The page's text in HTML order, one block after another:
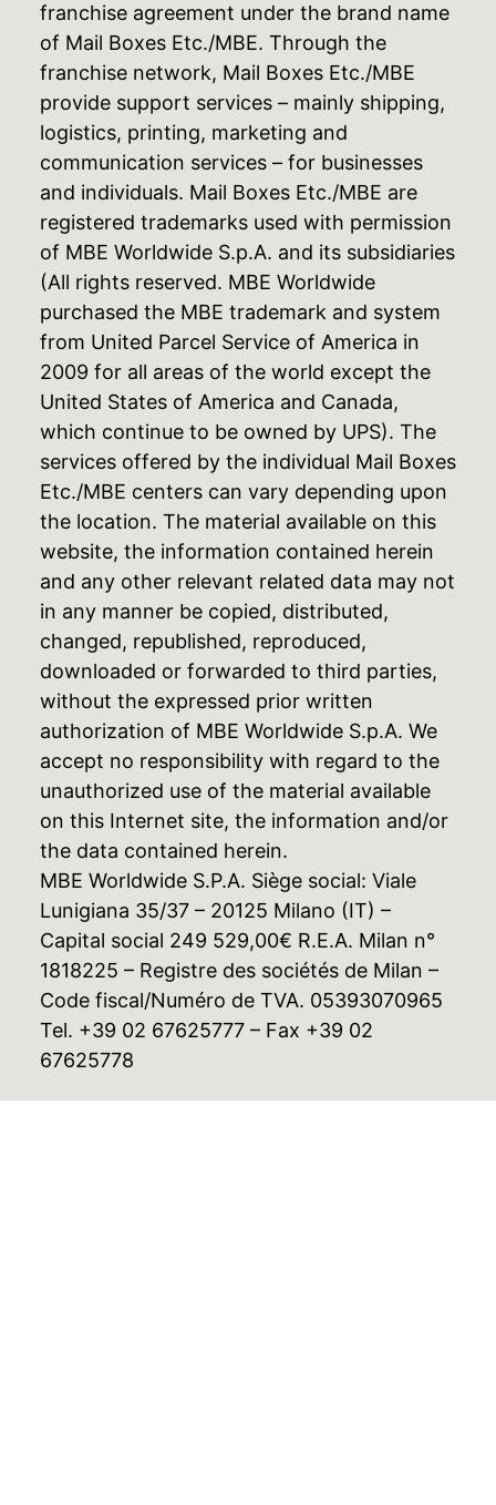
franchise agreement under the brand name
of Mail Boxes Etc./MBE. Through the
franchise network, Mail Boxes Etc./MBE
provide support services – mainly shipping,
logistics, printing, marketing and
communication services – for businesses
and individuals. Mail Boxes Etc./MBE are
registered trademarks used with permission
of MBE Worldwide S.p.A. and its subsidiaries
(All rights reserved. MBE Worldwide
purchased the MBE trademark and system
from United Parcel Service of America in
2009 for all areas of the world except the
United States of America and Canada,
which continue to be owned by UPS). The
services offered by the individual Mail Boxes
Etc./MBE centers can vary depending upon
the location. The material available on this
website, the information contained herein
and any other relevant related data may not
in any manner be copied, distributed,
changed, republished, reproduced,
downloaded or forwarded to third parties,
without the expressed prior written
authorization of MBE Worldwide S.p.A. We
accept no responsibility with regard to the
unauthorized use of the material available
on this Internet site, the information and/or
the data contained herein.
MBE Worldwide S.P.A. Siège social: Viale
Lunigiana 35/37 – 20125 Milano (IT) –
Capital social 249 529,00€ R.E.A. Milan n°
1818225 – Registre des sociétés de Milan –
Code fiscal/Numéro de TVA. 05393070965
Tel. +39 02 67625777 – Fax +39 02
67625778